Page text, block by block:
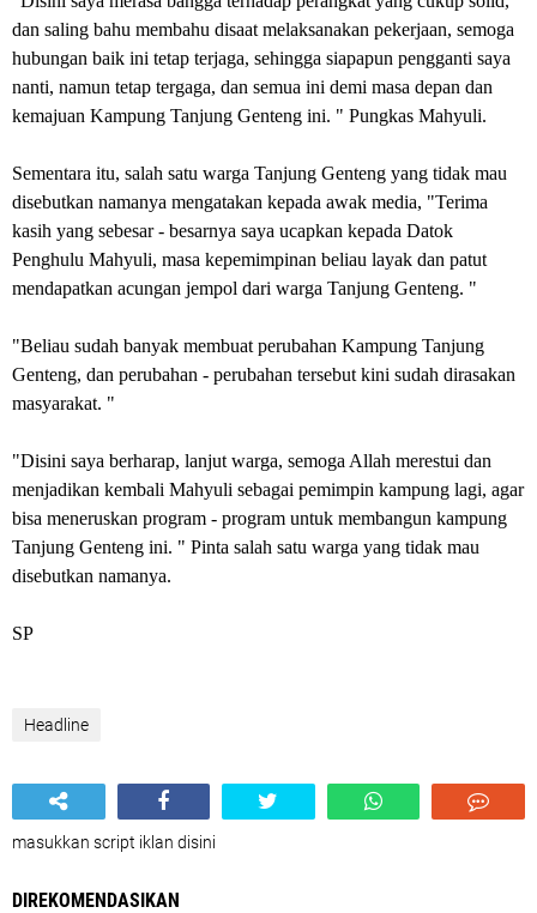
dan saling bahu membahu disaat melaksanakan pekerjaan, semoga
hubungan baik ini tetap terjaga, sehingga siapapun pengganti saya
nanti, namun tetap tergaga, dan semua ini demi masa depan dan
kemajuan Kampung Tanjung Genteng ini. " Pungkas Mahyuli.
Sementara itu, salah satu warga Tanjung Genteng yang tidak mau
disebutkan namanya mengatakan kepada awak media, "Terima
kasih yang sebesar - besarnya saya ucapkan kepada Datok
Penghulu Mahyuli, masa kepemimpinan beliau layak dan patut
mendapatkan acungan jempol dari warga Tanjung Genteng. "
"Beliau sudah banyak membuat perubahan Kampung Tanjung
Genteng, dan perubahan - perubahan tersebut kini sudah dirasakan
masyarakat. "
"Disini saya berharap, lanjut warga, semoga Allah merestui dan
menjadikan kembali Mahyuli sebagai pemimpin kampung lagi, agar
bisa meneruskan program - program untuk membangun kampung
Tanjung Genteng ini. " Pinta salah satu warga yang tidak mau
disebutkan namanya.
SP
Headline
masukkan script iklan disini
DIREKOMENDASIKAN